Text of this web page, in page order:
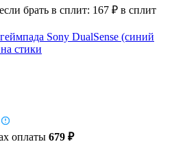
брать в сплит: 167 ₽ в сплит
Sony DualSense (синий
стики
оплаты 679 ₽